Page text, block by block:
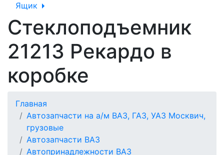
Ящик
Стеклоподъемник
21213 Рекардо в
коробке
Главная
Автозапчасти на а/м ВАЗ, ГАЗ, УАЗ Москвич,
грузовые
Автозапчасти ВАЗ
Автопринадлежности ВАЗ